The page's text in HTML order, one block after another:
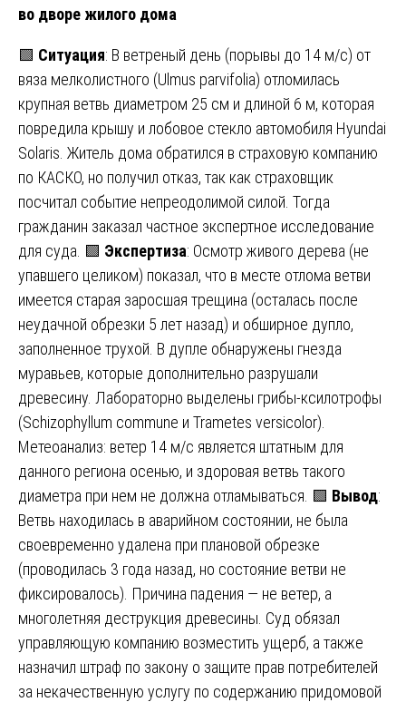
во дворе жилого дома
🟩 Ситуация: В ветреный день (порывы до 14 м/с) от
вяза мелколистного (Ulmus parvifolia) отломилась
крупная ветвь диаметром 25 см и длиной 6 м, которая
повредила крышу и лобовое стекло автомобиля Hyundai
Solaris. Житель дома обратился в страховую компанию
по КАСКО, но получил отказ, так как страховщик
посчитал событие непреодолимой силой. Тогда
гражданин заказал частное экспертное исследование
для суда. 🟩 Экспертиза: Осмотр живого дерева (не
упавшего целиком) показал, что в месте отлома ветви
имеется старая заросшая трещина (осталась после
неудачной обрезки 5 лет назад) и обширное дупло,
заполненное трухой. В дупле обнаружены гнезда
муравьев, которые дополнительно разрушали
древесину. Лабораторно выделены грибы-ксилотрофы
(Schizophyllum commune и Trametes versicolor).
Метеоанализ: ветер 14 м/с является штатным для
данного региона осенью, и здоровая ветвь такого
диаметра при нем не должна отламываться. 🟩 Вывод:
Ветвь находилась в аварийном состоянии, не была
своевременно удалена при плановой обрезке
(проводилась 3 года назад, но состояние ветви не
фиксировалось). Причина падения — не ветер, а
многолетняя деструкция древесины. Суд обязал
управляющую компанию возместить ущерб, а также
назначил штраф по закону о защите прав потребителей
за некачественную услугу по содержанию придомовой